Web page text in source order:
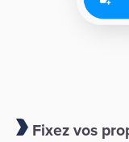
Fixez vos